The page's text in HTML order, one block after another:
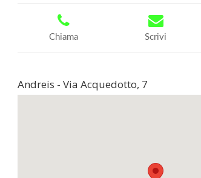
Chiama Scrivi
Andreis - Via Acquedotto, 7